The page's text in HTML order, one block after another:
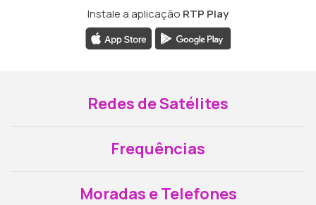
Instale a aplicação RTP Play
Redes de Satélites
Frequências
Moradas e Telefones